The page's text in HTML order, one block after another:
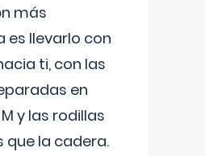
más
es llevarlo con
ti, con las
en
y las rodillas
que la cadera.